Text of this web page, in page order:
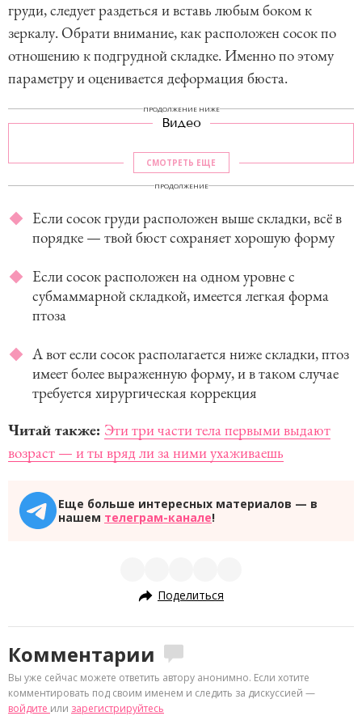
груди, следует раздеться и вставь любым боком к
зеркалу. Обрати внимание, как расположен сосок по
отношению к подгрудной складке. Именно по этому
параметру и оценивается деформация бюста.
ПРОДОЛЖЕНИЕ НИЖЕ
Видео
СМОТРЕТЬ ЕЩЕ
ПРОДОЛЖЕНИЕ
Если сосок груди расположен выше складки, всё в
порядке — твой бюст сохраняет хорошую форму
Если сосок расположен на одном уровне с
субмаммарной складкой, имеется легкая форма
птоза
А вот если сосок располагается ниже складки, птоз
имеет более выраженную форму, и в таком случае
требуется хирургическая коррекция
Читай также: Эти три части тела первыми выдают
возраст — и ты вряд ли за ними ухаживаешь
Еще больше интересных материалов — в
нашем телеграм-канале!
Поделиться
Комментарии
Вы уже сейчас можете ответить автору анонимно. Если хотите
комментировать под своим именем и следить за дискуссией —
войдите или зарегистрируйтесь